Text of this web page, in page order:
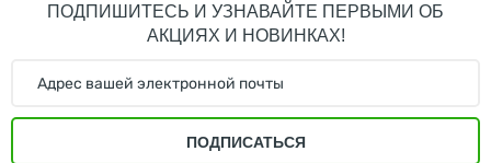
ПОДПИШИТЕСЬ И УЗНАВАЙТЕ ПЕРВЫМИ ОБ
АКЦИЯХ И НОВИНКАХ!
ПОДПИСАТЬСЯ